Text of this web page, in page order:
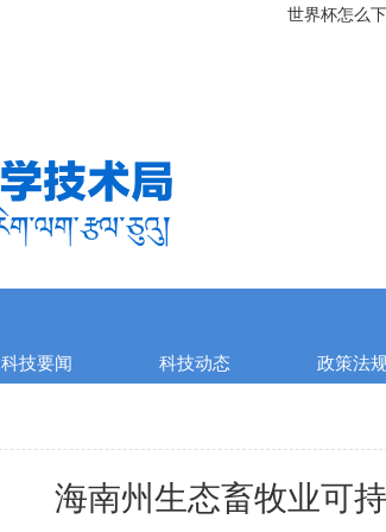
世界杯怎么
科技要闻 科技动态 政策法
海南州生态畜牧业可